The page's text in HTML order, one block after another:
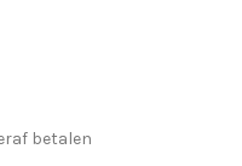
betalen